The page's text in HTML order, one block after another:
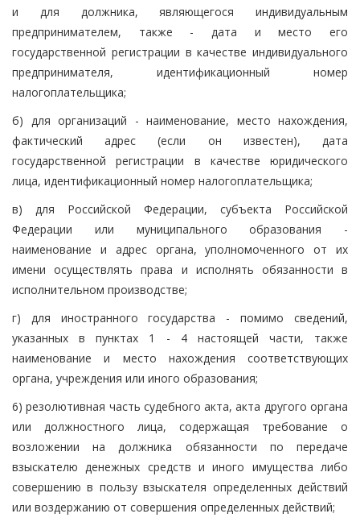
и для должника, являющегося индивидуальным
предпринимателем, также - дата и место его
государственной регистрации в качестве индивидуального
предпринимателя, идентификационный номер
налогоплательщика;
б) для организаций - наименование, место нахождения,
фактический адрес (если он известен), дата
государственной регистрации в качестве юридического
лица, идентификационный номер налогоплательщика;
в) для Российской Федерации, субъекта Российской
Федерации или муниципального образования -
наименование и адрес органа, уполномоченного от их
имени осуществлять права и исполнять обязанности в
исполнительном производстве;
г) для иностранного государства - помимо сведений,
указанных в пунктах 1 - 4 настоящей части, также
наименование и место нахождения соответствующих
органа, учреждения или иного образования;
6) резолютивная часть судебного акта, акта другого органа
или должностного лица, содержащая требование о
возложении на должника обязанности по передаче
взыскателю денежных средств и иного имущества либо
совершению в пользу взыскателя определенных действий
или воздержанию от совершения определенных действий;